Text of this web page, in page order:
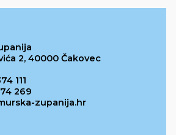
2, 40000 Čakovec
111
269
zupanija.hr